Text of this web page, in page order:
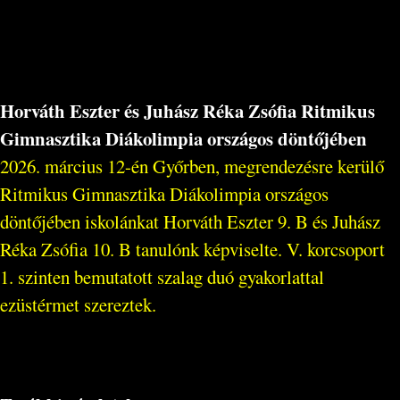
Horváth Eszter és Juhász Réka Zsófia Ritmikus
Gimnasztika Diákolimpia országos döntőjében
2026. március 12-én Győrben, megrendezésre kerülő
Ritmikus Gimnasztika Diákolimpia országos
döntőjében iskolánkat Horváth Eszter 9. B és Juhász
Réka Zsófia 10. B tanulónk képviselte. V. korcsoport
1. szinten bemutatott szalag duó gyakorlattal
ezüstérmet szereztek.